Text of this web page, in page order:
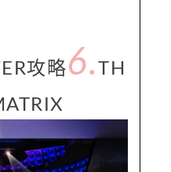
攻略6. TH